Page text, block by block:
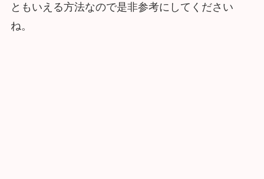
ともいえる方法なので是非参考にしてください
ね。